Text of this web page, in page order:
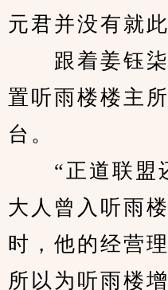
元君并没有就此
跟着姜钰柒
置听雨楼楼主
台。
“正道联盟还
大人曾入听雨
时，他的经营
所以为听雨楼